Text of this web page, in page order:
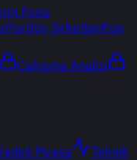
Fonu
Portföy ŞirketleriFon
Çakışma Analizi
Piyasa
Teknik